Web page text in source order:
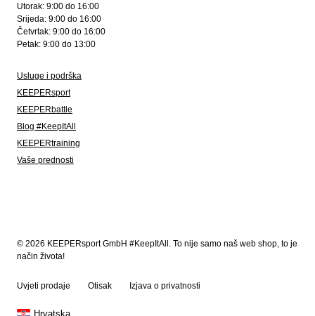
Utorak: 9:00 do 16:00
Srijeda: 9:00 do 16:00
Četvrtak: 9:00 do 16:00
Petak: 9:00 do 13:00
Usluge i podrška
KEEPERsport
KEEPERbattle
Blog #KeepItAll
KEEPERtraining
Vaše prednosti
© 2026 KEEPERsport GmbH #KeepItAll. To nije samo naš web shop, to je
način života!
Uvjeti prodaje Otisak Izjava o privatnosti
Hrvatska